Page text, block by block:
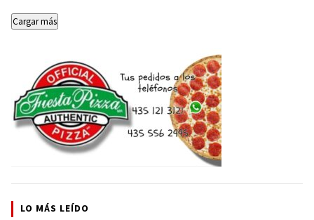
Cargar más
LO MÁS LEÍDO